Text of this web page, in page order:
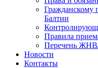
Гражданскому
Балтии
Правила
Перечень
Новости
Контакты